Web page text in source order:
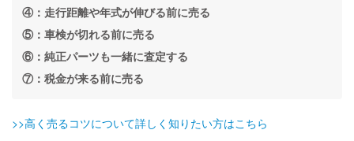
④：走行距離や年式が伸びる前に売る
⑤：車検が切れる前に売る
⑥：純正パーツも一緒に査定する
⑦：税金が来る前に売る
>>高く売るコツについて詳しく知りたい方はこちら